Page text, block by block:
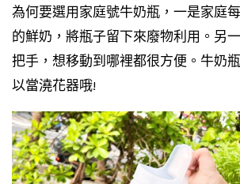
為何要選用家庭號牛奶瓶，一是家庭
的鮮奶，將瓶子留下來廢物利用。另
把手，想移動到哪裡都很方便。牛奶
以當澆花器哦!